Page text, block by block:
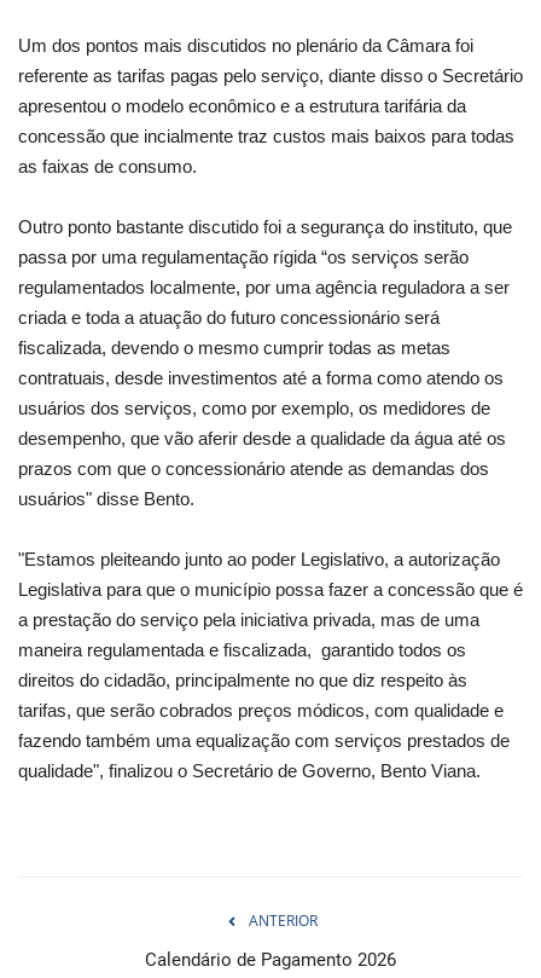
Um dos pontos mais discutidos no plenário da Câmara foi
referente as tarifas pagas pelo serviço, diante disso o Secretário
apresentou o modelo econômico e a estrutura tarifária da
concessão que incialmente traz custos mais baixos para todas
as faixas de consumo.
Outro ponto bastante discutido foi a segurança do instituto, que
passa por uma regulamentação rígida “os serviços serão
regulamentados localmente, por uma agência reguladora a ser
criada e toda a atuação do futuro concessionário será
fiscalizada, devendo o mesmo cumprir todas as metas
contratuais, desde investimentos até a forma como atendo os
usuários dos serviços, como por exemplo, os medidores de
desempenho, que vão aferir desde a qualidade da água até os
prazos com que o concessionário atende as demandas dos
usuários" disse Bento.
"Estamos pleiteando junto ao poder Legislativo, a autorização
Legislativa para que o município possa fazer a concessão que é
a prestação do serviço pela iniciativa privada, mas de uma
maneira regulamentada e fiscalizada, garantido todos os
direitos do cidadão, principalmente no que diz respeito às
tarifas, que serão cobrados preços módicos, com qualidade e
fazendo também uma equalização com serviços prestados de
qualidade", finalizou o Secretário de Governo, Bento Viana.
ANTERIOR
Calendário de Pagamento 2026